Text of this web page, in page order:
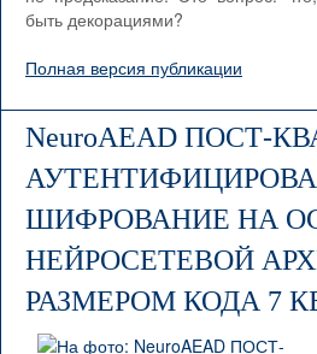
быть декорациями?
Полная версия публикации
NeuroAEAD ПОСТ-
ШИФРОВАНИЕ НА
НЕЙРОСЕТЕВОЙ
РАЗМЕРОМ КОДА 7